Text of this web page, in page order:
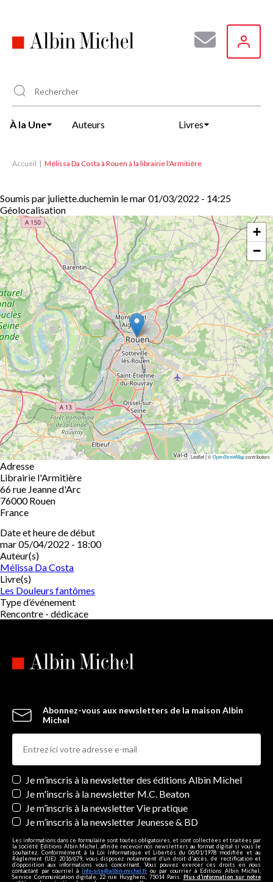
principal
À la Une Auteurs Livres
Accueil Mélissa Da Costa à Rouen à la librairie l'Armitière
Soumis par juliette.duchemin lemar 01/03/2022 - 14:25
Géolocalisation
+
−
Leaflet | ©OpenStreetMapcontributors
Adresse
Librairie l'Armitière
66 rue Jeanne d'Arc
76000 Rouen
France
Date et heure de début
mar 05/04/2022 - 18:00
Auteur(s)
Mélissa Da Costa
Livre(s)
Les Douleurs fantômes
Type d’événement
Rencontre - dédicace
Abonnez-vous aux newsletters de la maison Albin
Michel
Newsletters
Je m’inscris à la newsletter des éditions Albin Michel
Je m'inscris à la newsletter M.C. Beaton
Je m’inscris à la newsletter Vie pratique
Je m’inscris à la newsletter Jeunesse & BD
Les informations dans ce formulaire sont toutes obligatoires, et sont collectées et traitées par
la société Editions Albin Michel, afin de recevoir nos newsletters au format digital si vous le
souhaitez. Conformément à la Loi Informatique et Libertés du 06/01/1978 modifiée et au
Règlement (UE) 2016/679, vous disposez notamment d'un droit d'accès, de rectification et
d’opposition aux informations vous concernant. Vous pouvez exercer ces droits en nous
contactant par courriel à info-site@albin-michel.fr ou par courrier à Editions Albin Michel,
Service Communication digitale, 22 rue Huyghens, 75014 Paris. Plus d’information sur notre